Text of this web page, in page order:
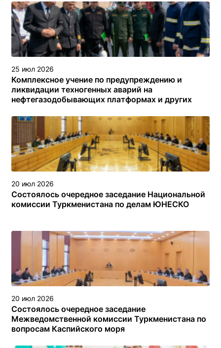
25 июл 2026
Комплексное учение по предупреждению и
ликвидации техногенных аварий на
нефтегазодобывающих платформах и других
туркменском секторе Каспийского моря
20 июл 2026
Состоялось очередное заседание Национальной
комиссии Туркменистана по делам ЮНЕСКО
20 июл 2026
Состоялось очередное заседание
Межведомственной комиссии Туркменистана по
вопросам Каспийского моря